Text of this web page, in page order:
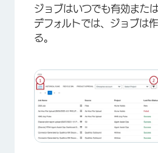
ジョブはいつでも有効また
デフォルトでは、ジョブは
る。